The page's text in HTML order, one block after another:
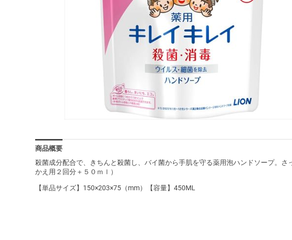
商品概要
殺菌成分配合で、きちんと殺菌し、バイ菌から手肌を守る薬用泡ハンドソープ。
かえ用２回分＋５０ｍｌ）
【単品サイズ】150×203×75（mm）【容量】450ML